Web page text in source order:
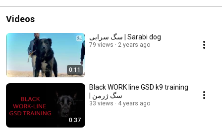
Videos
0:11
سگ سرابی | Sarabi dog
79 views 2 years ago
0:37
Black WORK line GSD k9 training
| سگ ژرمن
33 views 4 years ago